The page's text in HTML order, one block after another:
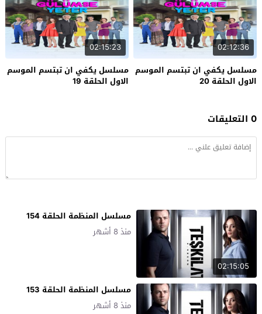
02:12:36
مسلسل يكفي ان تبتسم الموسم
الاول الحلقة 20
02:15:23
مسلسل يكفي ان تبتسم الموسم
الاول الحلقة 19
0 التعليقات
02:15:05
مسلسل المنظمة الحلقة 154
منذ 8 أشهر
مسلسل المنظمة الحلقة 153
منذ 8 أشهر